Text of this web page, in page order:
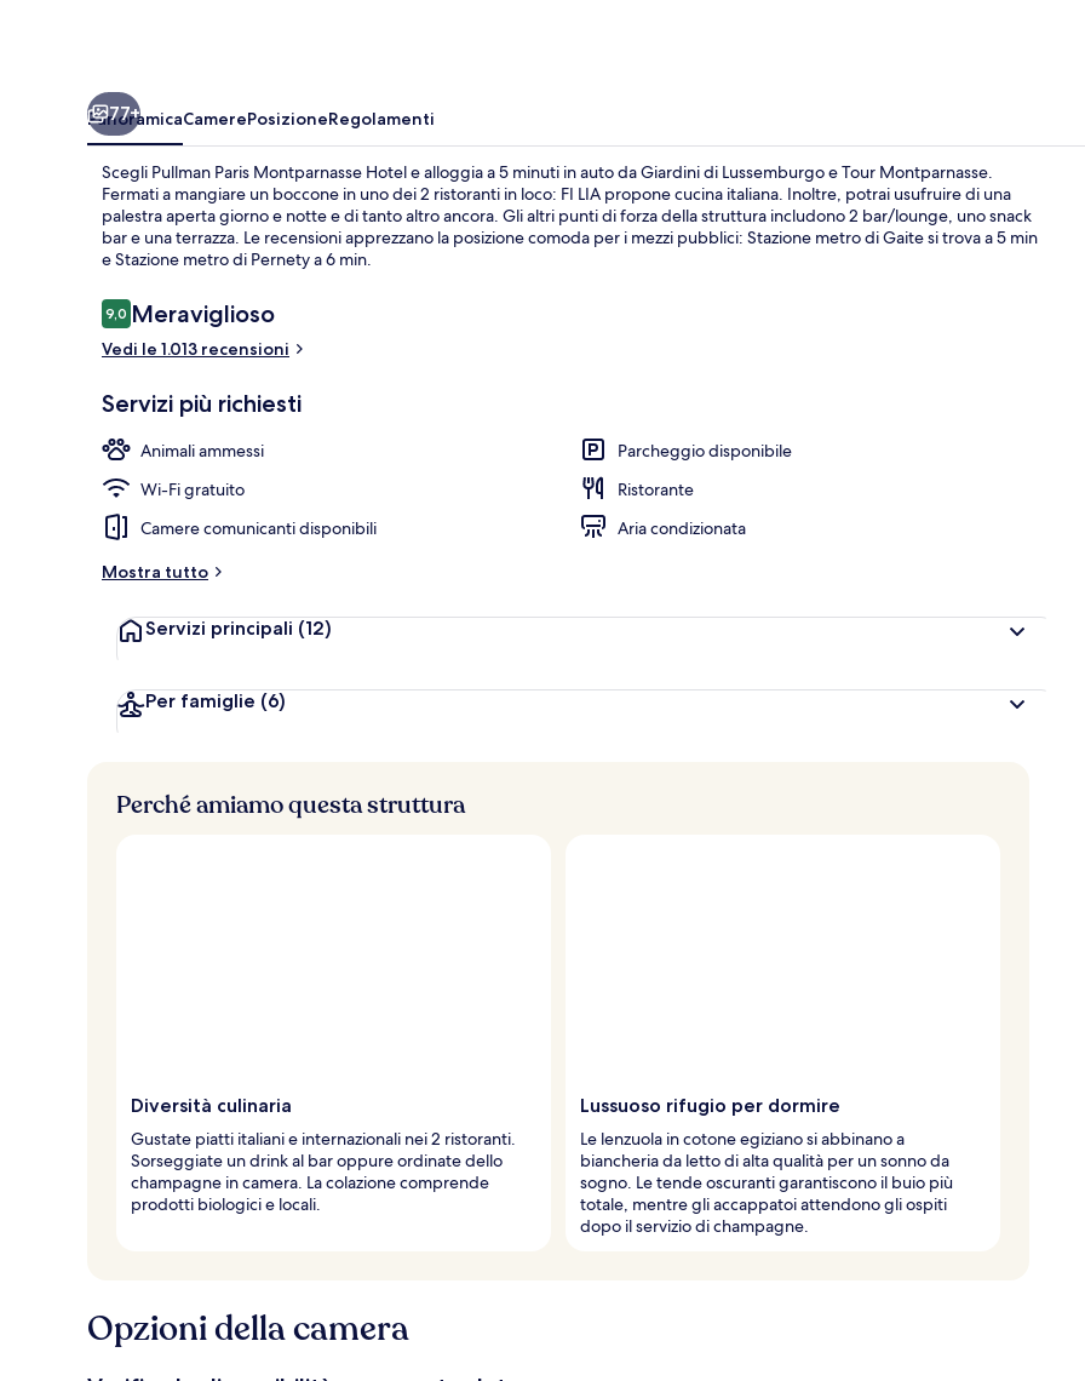
Facciata
77+
PanoramicaCamerePosizioneRegolamenti
Scegli Pullman Paris Montparnasse Hotel e alloggia a 5 minuti in auto da Giardini di Lussemburgo e Tour Montparnasse.
Fermati a mangiare un boccone in uno dei 2 ristoranti in loco: FI LIA propone cucina italiana. Inoltre, potrai usufruire di una
palestra aperta giorno e notte e di tanto altro ancora. Gli altri punti di forza della struttura includono 2 bar/lounge, uno snack
bar e una terrazza. Le recensioni apprezzano la posizione comoda per i mezzi pubblici: Stazione metro di Gaite si trova a 5 min
e Stazione metro di Pernety a 6 min.
Recensioni
9,09,0 su 10
Meraviglioso
Vedi le 1.013 recensioni
Servizi più richiesti
Animali ammessi
Parcheggio disponibile
Wi-Fi gratuito
Ristorante
Camere comunicanti disponibili
Aria condizionata
Mostra tutto
Servizi principali (12)
Per famiglie (6)
Perché amiamo questa struttura
Diversità culinaria
Gustate piatti italiani e internazionali nei 2 ristoranti.
Sorseggiate un drink al bar oppure ordinate dello
champagne in camera. La colazione comprende
prodotti biologici e locali.
Lussuoso rifugio per dormire
Le lenzuola in cotone egiziano si abbinano a
biancheria da letto di alta qualità per un sonno da
sogno. Le tende oscuranti garantiscono il buio più
totale, mentre gli accappatoi attendono gli ospiti
dopo il servizio di champagne.
Opzioni della camera